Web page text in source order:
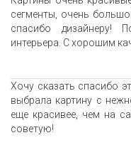
сегменты, очень
спасибо дизайнеру!
интерьера. С хорошим
Хочу сказать спасибо
выбрала картину с
еще красивее, чем на
советую!